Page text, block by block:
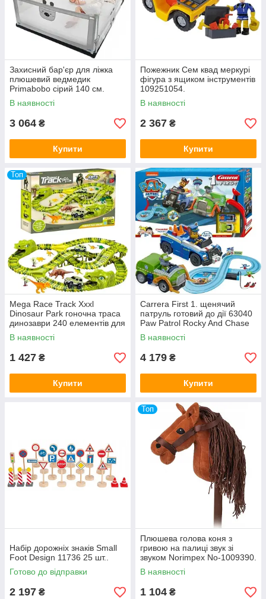
Захисний бар'єр для ліжка
плюшевий ведмедик
Primabobo сірий 140 см.
В наявності
3 064 ₴
Купити
Пожежник Сем квад меркурі
фігура з ящиком інструментів
109251054.
В наявності
2 367 ₴
Купити
Топ
Mega Race Track Xxxl
Dinosaur Park гоночна траса
динозаври 240 елементів для
дітей 360 см.
В наявності
1 427 ₴
Купити
Carrera First 1. щенячий
патруль готовий до дії 63040
Paw Patrol Rocky And Chase
Track 24 м 63040.
В наявності
4 179 ₴
Купити
Набір дорожніх знаків Small
Foot Design 11736 25 шт..
Готово до відправки
2 197 ₴
Топ
Плюшева голова коня з
гривою на палиці звук зі
звуком Norimpex No-1009390.
В наявності
1 104 ₴